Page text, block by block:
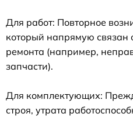
Для работ: Повторное
который напрямую связан
ремонта (например,
запчасти).
Для комплектующих:
строя, утрата